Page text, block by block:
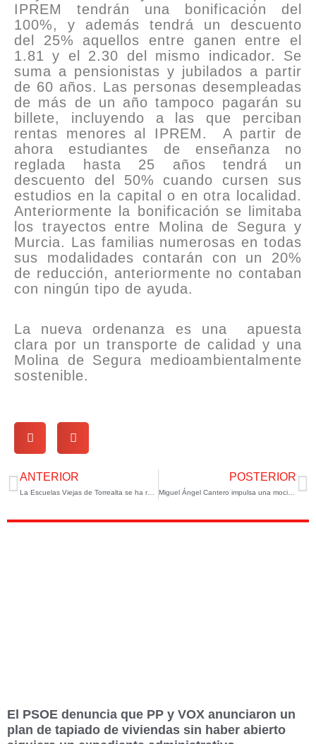
IPREM tendrán una bonificación del
100%, y además tendrá un descuento
del 25% aquellos entre ganen entre el
1.81 y el 2.30 del mismo indicador. Se
suma a pensionistas y jubilados a partir
de 60 años. Las personas desempleadas
de más de un año tampoco pagarán su
billete, incluyendo a las que perciban
rentas menores al IPREM. A partir de
ahora estudiantes de enseñanza no
reglada hasta 25 años tendrá un
descuento del 50% cuando cursen sus
estudios en la capital o en otra localidad.
Anteriormente la bonificación se limitaba
los trayectos entre Molina de Segura y
Murcia. Las familias numerosas en todas
sus modalidades contarán con un 20%
de reducción, anteriormente no contaban
con ningún tipo de ayuda.
La nueva ordenanza es una apuesta
clara por un transporte de calidad y una
Molina de Segura medioambientalmente
sostenible.
Ant
ANTERIOR
La Escuelas Viejas de Torrealta se ha rehabilitan para dinamizar la pedanía
POSTERIOR
Miguel Ángel Cantero impulsa una moción conjunta para declarar a la Actividad Física y el Deporte como Actividad Esencial
El PSOE denuncia que PP y VOX anunciaron un
plan de tapiado de viviendas sin haber abierto